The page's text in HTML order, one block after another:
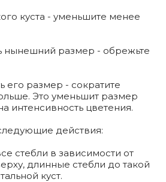
куста - уменьшите менее
нынешний размер - обрежьте
его размер - сократите
Это уменьшит размер
интенсивность цветения.
действия:
стебли в зависимости от
длинные стебли до такой
куст.